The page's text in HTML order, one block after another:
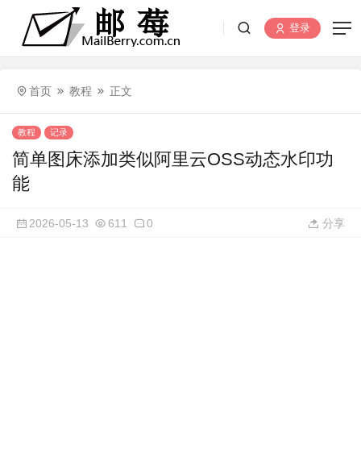
登录
首页 教程 正文
教程 记录
简单图床添加类似阿里云OSS动态水印功
能
2026-05-13 611 0 分享